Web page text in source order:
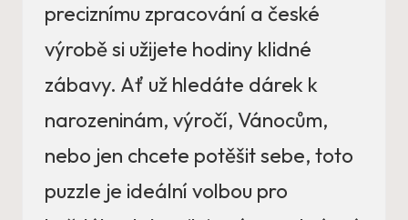
preciznímu zpracování a české
výrobě si užijete hodiny klidné
zábavy. Ať už hledáte dárek k
narozeninám, výročí, Vánocům,
nebo jen chcete potěšit sebe, toto
puzzle je ideální volbou pro